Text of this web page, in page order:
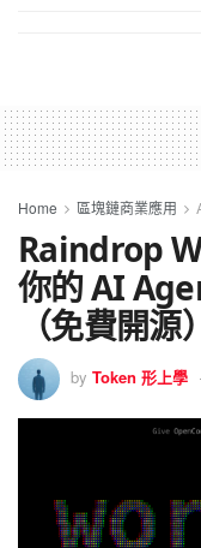
Home 區塊鏈商業應用
Raindrop
你的 AI
（免費開源）
by Token 形上學